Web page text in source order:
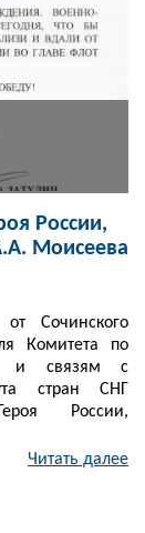
России,
Моисеева
Сочинского
Комитета по
и связям с
стран СНГ
России,
Читать далее